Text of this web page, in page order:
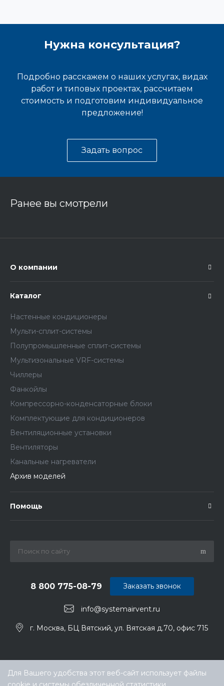
Нужна консультация?
Подробно расскажем о наших услугах, видах
работ и типовых проектах, рассчитаем
стоимость и подготовим индивидуальное
предложение!
Задать вопрос
Ранее вы смотрели
О компании
Каталог
Настенные кондиционеры
Мульти-сплит-системы
Полупромышленные сплит-системы
Мультизональные VRF-системы
Чиллеры
Фанкойлы
Компрессорно-конденсаторные блоки
Комплектующие для кондиционеров
Вентиляционные установки
Вентиляторы
Канальные нагреватели
Архив моделей
Помощь
info@systemairvent.ru
8 800 775-08-79
г. Москва, БЦ Вятский, ул. Вятская д.70, офис 715
Заказать звонок
Для Вашего удобства этот веб-сайт использует файлы